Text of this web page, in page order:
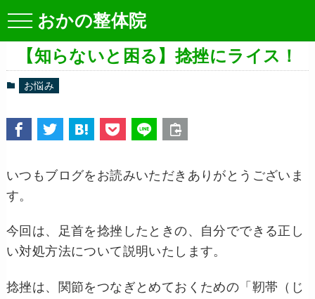
おかの整体院
【知らないと困る】捻挫にライス！
お悩み
いつもブログをお読みいただきありがとうございま
す。
今回は、足首を捻挫したときの、自分でできる正し
い対処方法について説明いたします。
捻挫は、関節をつなぎとめておくための「靭帯（じ